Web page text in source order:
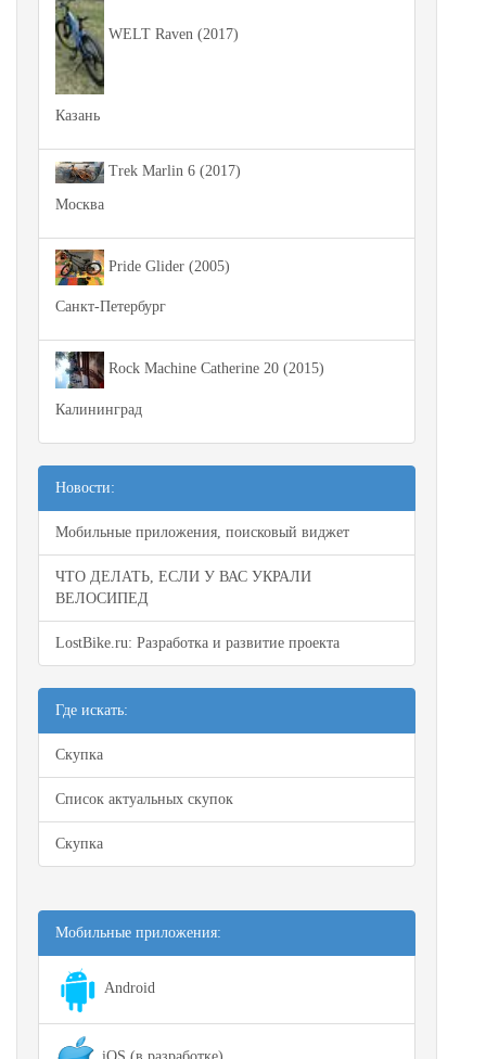
WELT Raven (2017)
Казань
Trek Marlin 6 (2017)
Москва
Pride Glider (2005)
Санкт-Петербург
Rock Machine Catherine 20 (2015)
Калининград
Новости:
Мобильные приложения, поисковый виджет
ЧТО ДЕЛАТЬ, ЕСЛИ У ВАС УКРАЛИ
ВЕЛОСИПЕД
LostBike.ru: Разработка и развитие проекта
Где искать:
Скупка
Список актуальных скупок
Скупка
Мобильные приложения:
Android